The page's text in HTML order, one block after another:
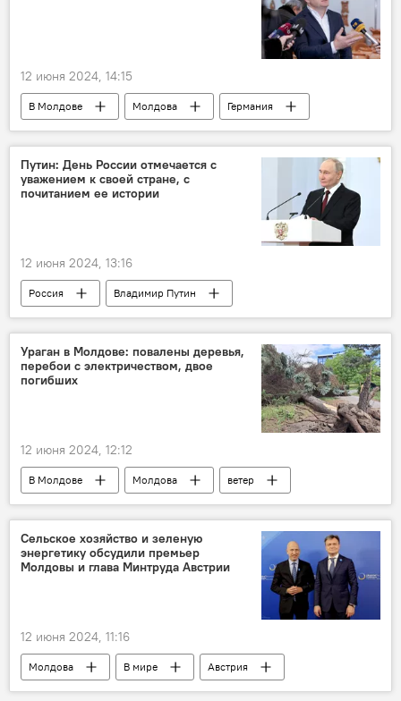
12 июня 2024, 14:15
В Молдове Молдова
Германия
Дорин Речан
Путин: День России отмечается с
уважением к своей стране, с
почитанием ее истории
12 июня 2024, 13:16
Россия
Владимир Путин
День России
Ураган в Молдове: повалены деревья,
перебои с электричеством, двое
погибших
12 июня 2024, 12:12
В Молдове Молдова ветер
Сельское хозяйство и зеленую
энергетику обсудили премьер
Молдовы и глава Минтруда Австрии
12 июня 2024, 11:16
Молдова В мире Австрия